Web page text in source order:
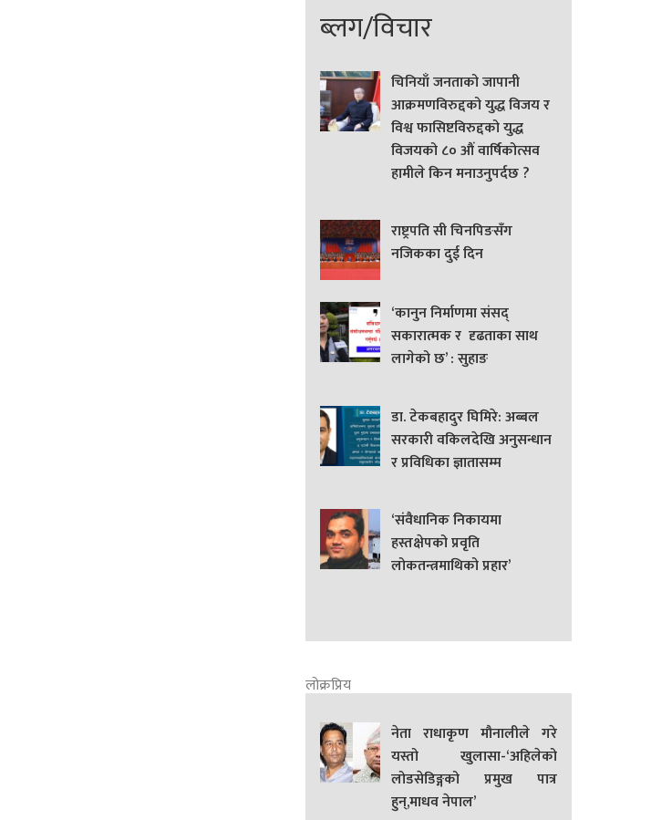
ब्लग/विचार
चिनियाँ जनताको जापानी
आक्रमणविरुद्दको युद्ध विजय र
विश्व फासिष्टविरुद्दको युद्ध
विजयको ८० औं वार्षिकोत्सव
हामीले किन मनाउनुपर्दछ ?
राष्ट्रपति सी चिनपिङसँग
नजिकका दुई दिन
‘कानुन निर्माणमा संसद्
सकारात्मक र दृढताका साथ
लागेको छ’ : सुहाङ
डा. टेकबहादुर घिमिरे: अब्बल
सरकारी वकिलदेखि अनुसन्धान
र प्रविधिका ज्ञातासम्म
‘संवैधानिक निकायमा
हस्तक्षेपको प्रवृति
लोकतन्त्रमाथिको प्रहार’
लोक्रप्रिय
नेता राधाकृण मौनालीले गरे
यस्तो खुलासा-‘अहिलेको
लोडसेडिङ्गको प्रमुख पात्र
हुन्,माधव नेपाल’